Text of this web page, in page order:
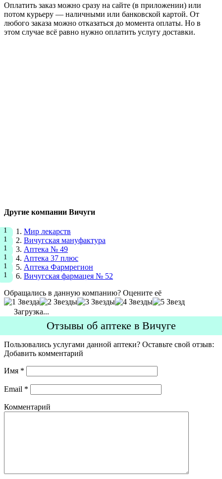
Оплатить заказ можно сразу на сайте (в приложении) или
потом курьеру — наличными или банковской картой. От
любого заказа можно отказаться до момента оплаты. Но в
этом случае всё равно нужно оплатить услугу доставки.
Другие компании Вичуги
Мир лекарств
Вичугская мануфактура
Аптека № 49
Аптека 37 плюс
Аптека Фармрегион
Вичугская фармацея № 52
Обращались в данную компанию? Оцените её
Загрузка...
Отзывы об аптеке в Вичуге
Пользовались услугами данной аптеки? Оставьте свой отзыв:
Добавить комментарий
Имя *
Email *
Комментарий